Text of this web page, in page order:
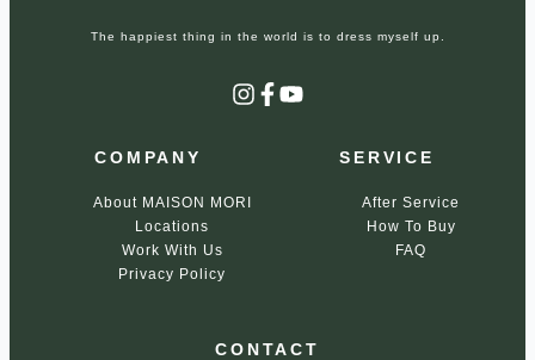
The happiest thing in the world is to dress myself up.
Instagram
Facebook
YouTube
COMPANY
About MAISON MORI
Locations
Work With Us
Privacy Policy
SERVICE
After Service
How To Buy
FAQ
CONTACT